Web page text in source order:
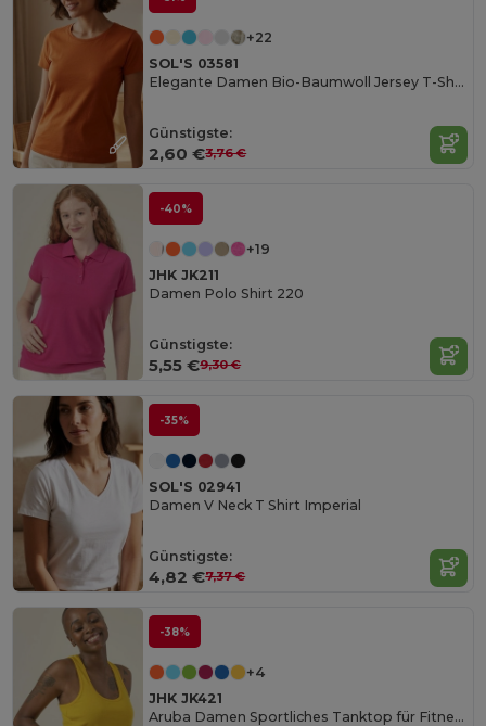
+22
SOL'S 03581
Elegante Damen Bio-Baumwoll Jersey T-Shirt
Günstigste:
2,60 €3,76 €
-40%
+19
JHK JK211
Damen Polo Shirt 220
Günstigste:
5,55 €9,30 €
-35%
SOL'S 02941
Damen V Neck T Shirt Imperial
Günstigste:
4,82 €7,37 €
-38%
+4
JHK JK421
Aruba Damen Sportliches Tanktop für Fitness